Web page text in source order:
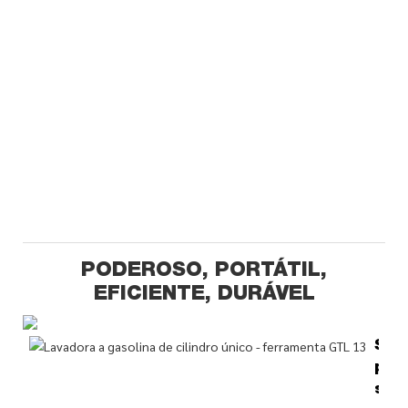
PODEROSO, PORTÁTIL,
EFICIENTE, DURÁVEL